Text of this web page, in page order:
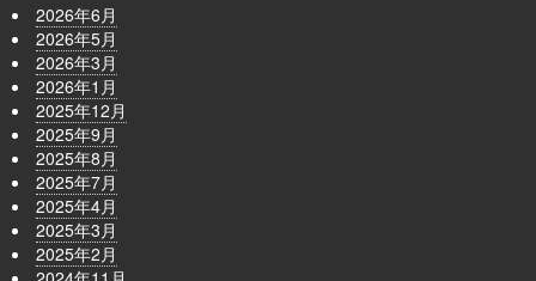
2026年6月
2026年5月
2026年3月
2026年1月
2025年12月
2025年9月
2025年8月
2025年7月
2025年4月
2025年3月
2025年2月